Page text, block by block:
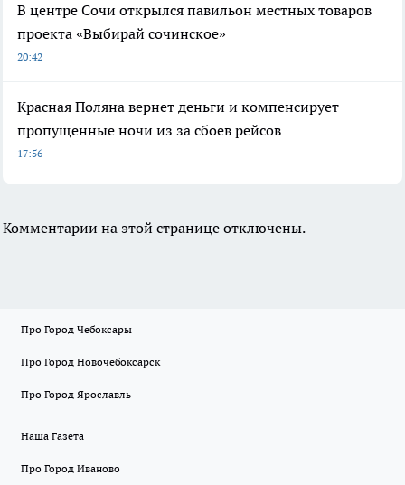
В центре Сочи открылся павильон местных товаров
проекта «Выбирай сочинское»
20:42
Красная Поляна вернет деньги и компенсирует
пропущенные ночи из за сбоев рейсов
17:56
Комментарии на этой странице отключены.
Про Город Чебоксары
Про Город Новочебоксарск
Про Город Ярославль
Наша Газета
Про Город Иваново